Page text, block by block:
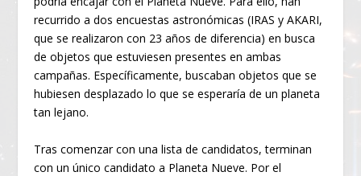
recurrido a dos encuestas astronómicas (IRAS y AKARI,
que se realizaron con 23 años de diferencia) en busca
de objetos que estuviesen presentes en ambas
campañas. Específicamente, buscaban objetos que se
hubiesen desplazado lo que se esperaría de un planeta
tan lejano.
Tras comenzar con una lista de candidatos, terminan
con un único candidato a Planeta Nueve. Por el